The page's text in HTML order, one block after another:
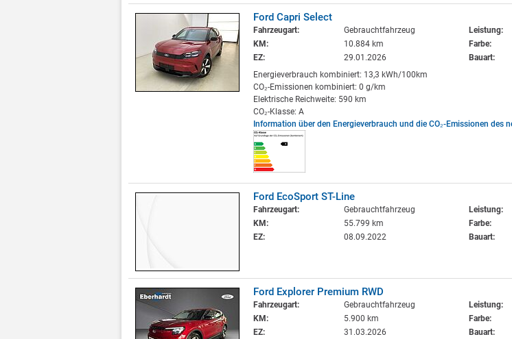
Ford Capri Select
Fahrzeugart:
Gebrauchtfahrzeug
KM:
10.884 km
EZ:
29.01.2026
Leistung:
Farbe:
Bauart:
Energieverbrauch kombiniert: 13,3 kWh/100km
CO₂-Emissionen kombiniert: 0 g/km
Elektrische Reichweite: 590 km
CO₂-Klasse: A
Information über den Energieverbrauch und die CO₂-Emissionen des
Ford EcoSport ST-Line
Fahrzeugart:
Gebrauchtfahrzeug
KM:
55.799 km
EZ:
08.09.2022
Leistung:
Farbe:
Bauart:
Ford Explorer Premium RWD
Fahrzeugart:
Gebrauchtfahrzeug
KM:
5.900 km
EZ:
31.03.2026
Leistung:
Farbe:
Bauart: